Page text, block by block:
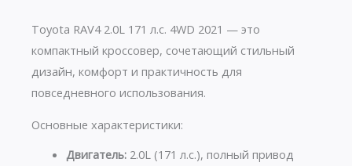
Toyota RAV4 2.0L 171 л.с. 4WD 2021 — это
компактный кроссовер, сочетающий стильный
дизайн, комфорт и практичность для
повседневного использования.
Основные характеристики:
Двигатель:2.0L (171 л.с.), полный привод